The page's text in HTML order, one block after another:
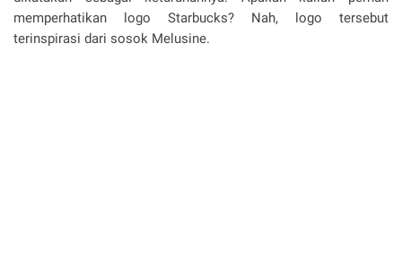
memperhatikan logo Starbucks? Nah, logo tersebut
terinspirasi dari sosok Melusine.